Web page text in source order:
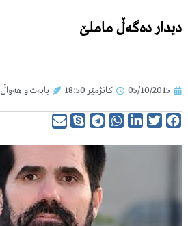
دیدار دەگەڵ ماملێ
05/10/2015 کاتژمێر 18:50 بابەت و هەواڵ